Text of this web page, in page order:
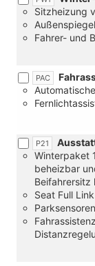
Sitzheizung
Fahrer- und
PAC
P21
Winterpaket
beheizbar
Beifahrersitz
Seat Full